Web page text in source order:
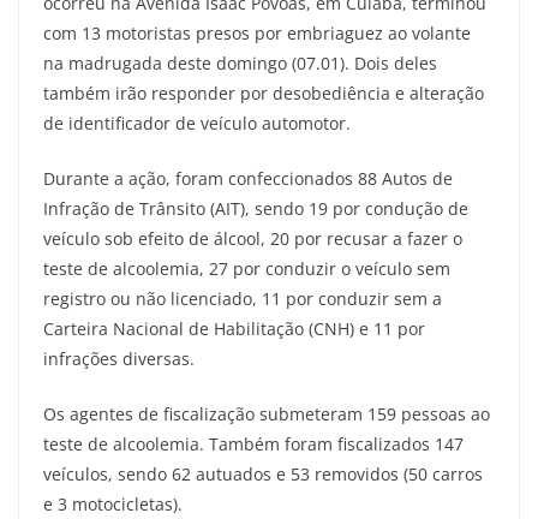
com 13 motoristas presos por embriaguez ao volante
na madrugada deste domingo (07.01). Dois deles
também irão responder por desobediência e alteração
de identificador de veículo automotor.
Durante a ação, foram confeccionados 88 Autos de
Infração de Trânsito (AIT), sendo 19 por condução de
veículo sob efeito de álcool, 20 por recusar a fazer o
teste de alcoolemia, 27 por conduzir o veículo sem
registro ou não licenciado, 11 por conduzir sem a
Carteira Nacional de Habilitação (CNH) e 11 por
infrações diversas.
Os agentes de fiscalização submeteram 159 pessoas ao
teste de alcoolemia. Também foram fiscalizados 147
veículos, sendo 62 autuados e 53 removidos (50 carros
e 3 motocicletas).